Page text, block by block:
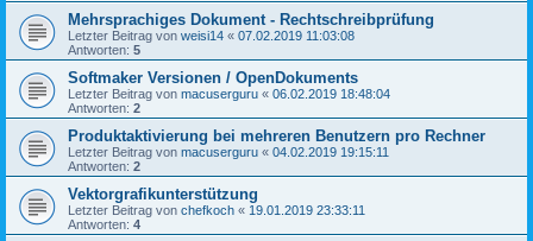
Mehrsprachiges Dokument - Rechtschreibprüfung
Letzter Beitrag von weisi14 « 07.02.2019 11:03:08
Antworten: 5
Softmaker Versionen / OpenDokuments
Letzter Beitrag von macuserguru « 06.02.2019 18:48:04
Antworten: 2
Produktaktivierung bei mehreren Benutzern pro Rechner
Letzter Beitrag von macuserguru « 04.02.2019 19:15:11
Antworten: 2
Vektorgrafikunterstützung
Letzter Beitrag von chefkoch « 19.01.2019 23:33:11
Antworten: 4